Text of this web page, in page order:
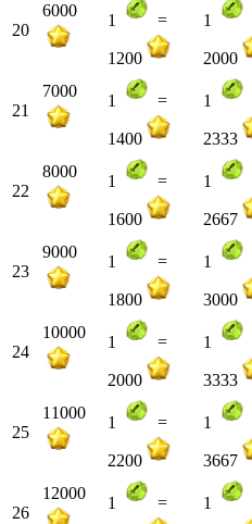
20
6000
1 =
1200
1
2000
21
7000
1 =
1400
1
2333
22
8000
1 =
1600
1
2667
23
9000
1 =
1800
1
3000
24
10000
1 =
2000
1
3333
25
11000
1 =
2200
1
3667
26
12000
1 = 1